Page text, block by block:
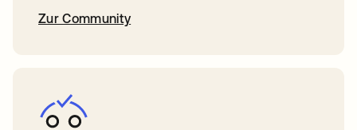
Zur Community